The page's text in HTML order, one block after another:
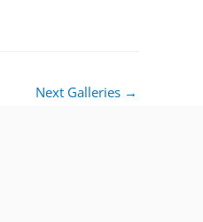
Next Galleries →